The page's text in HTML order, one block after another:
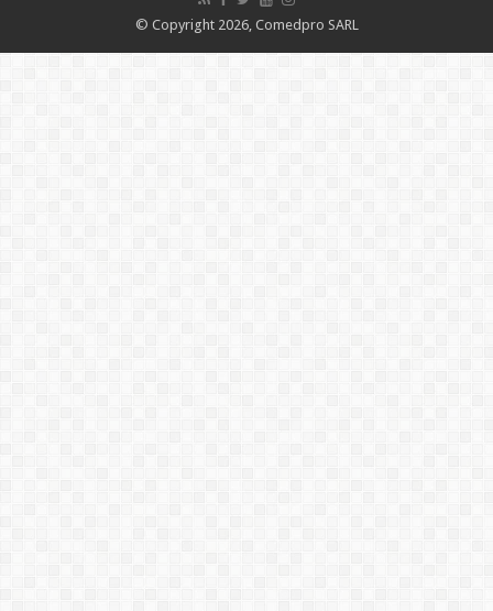
© Copyright 2026, Comedpro SARL